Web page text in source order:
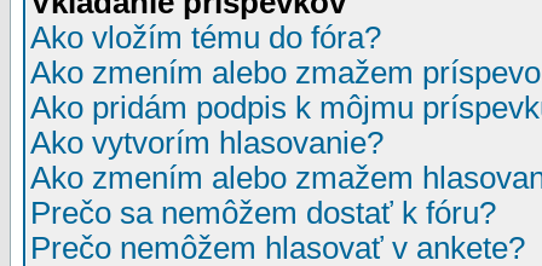
Ako vložím tému do fóra?
Ako zmením alebo zmažem
Ako pridám podpis k môjmu
Ako vytvorím hlasovanie?
Ako zmením alebo zmažem
Prečo sa nemôžem dostať k fóru?
Prečo nemôžem hlasovať v ankete?